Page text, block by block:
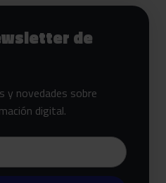
Bluetab
de
y novedades sobre
digital.